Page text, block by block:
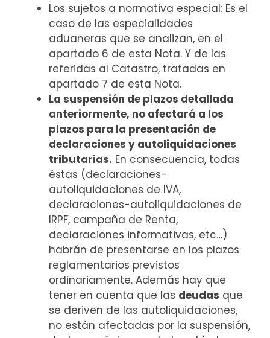
Los sujetos a normativa especial: Es el
caso de las especialidades
aduaneras que se analizan, en el
apartado 6 de esta Nota. Y de las
referidas al Catastro, tratadas en
apartado 7 de esta Nota.
La suspensión de plazos detallada
anteriormente, no afectará a los
plazos para la presentación de
declaraciones y autoliquidaciones
tributarias. En consecuencia, todas
éstas (declaraciones-
autoliquidaciones de IVA,
declaraciones-autoliquidaciones de
IRPF, campaña de Renta,
declaraciones informativas, etc…)
habrán de presentarse en los plazos
reglamentarios previstos
ordinariamente. Además hay que
tener en cuenta que las deudas que
se deriven de las autoliquidaciones,
no están afectadas por la suspensión,